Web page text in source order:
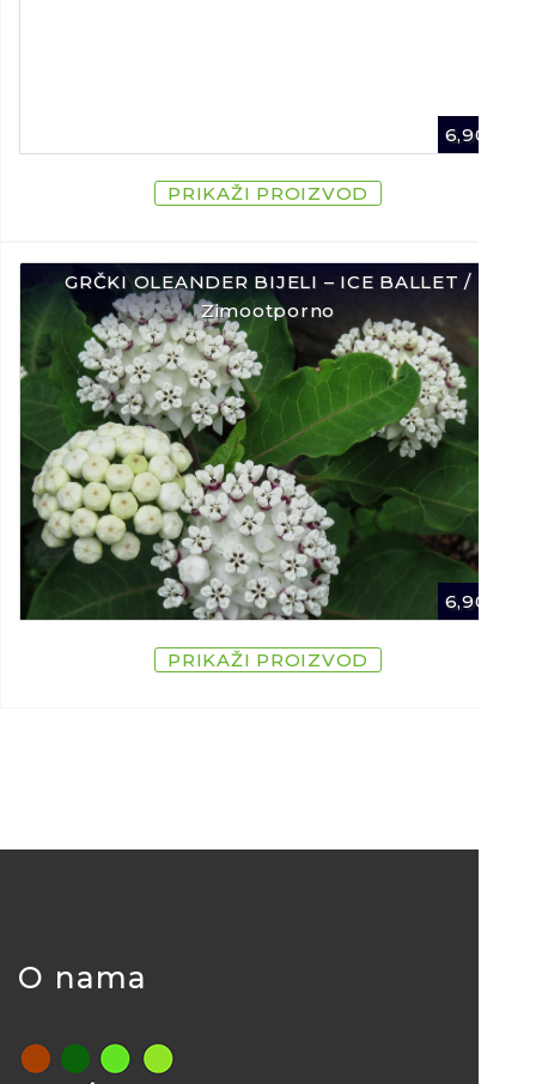
6,90
PRIKAŽI PROIZVOD
GRČKI OLEANDER BIJELI – ICE BALLET /
Zimootporno
6,90
PRIKAŽI PROIZVOD
O nama